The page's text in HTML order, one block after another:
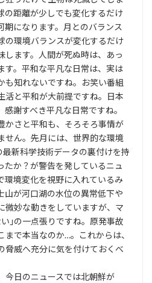
の距離が少しでも変化するだけ
期になります。月とのバランス
の環境バランスが変化するだけ
します。人間が死ぬ時は、あっ
す。平和な平凡な日常は、実は
も知れないですね。お笑い番組
活と平和が大前提ですね。日本
謝すべき平凡な日常ですね。
かさと平和も、そろそろ事情が
せん。先月には、世界的な環境
新科学技術データの裏付けを持
たか？が警告を発しているニュ
環境変化を視野に入れているみ
山が河口湖の水位の異常低下や
微妙な動きをしていますが、マ
｣の一点張りですね。原発事故
まで本当なのか…。これからは、
脅威へ充分に気を付けておくべ
今日のニュースでは北朝鮮が